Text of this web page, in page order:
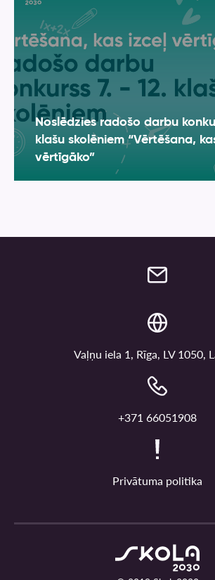
Noslēdzies radošo darbu
klašu skolēniem “Vērtēšana,
vērtīgāko”
Vaļņu iela 1, Rīga, LV 1050,
+371 66051908
Privātuma politika